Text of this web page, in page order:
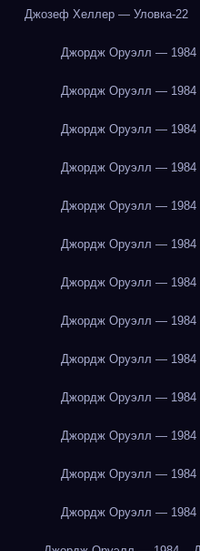
Джозеф Хеллер — Уловка-22
Джордж Оруэлл — 1984
Джордж Оруэлл — 1984
Джордж Оруэлл — 1984
Джордж Оруэлл — 1984
Джордж Оруэлл — 1984
Джордж Оруэлл — 1984
Джордж Оруэлл — 1984
Джордж Оруэлл — 1984
Джордж Оруэлл — 1984
Джордж Оруэлл — 1984
Джордж Оруэлл — 1984
Джордж Оруэлл — 1984
Джордж Оруэлл — 1984